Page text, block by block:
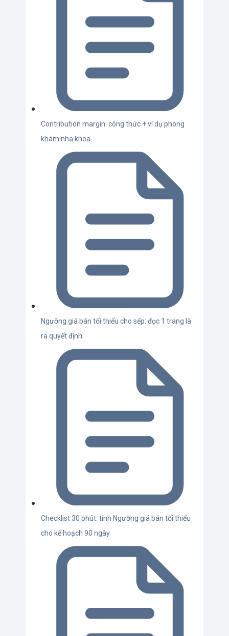
Contribution margin: công thức + ví dụ phòng
khám nha khoa
Ngưỡng giá bán tối thiểu cho sếp: đọc 1 trang là
ra quyết định
Checklist 30 phút: tính Ngưỡng giá bán tối thiểu
cho kế hoạch 90 ngày